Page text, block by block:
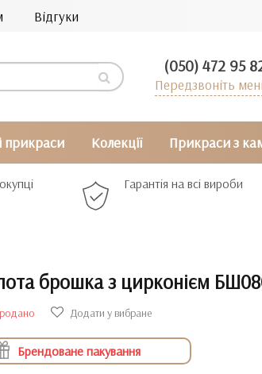
Відгуки
(050) 472 95
Передзвоніть
прикраси Колекції Прикраси з
Гарантія на всі вироби
брошка з цирконієм
Додати у вибране
Брендоване пакування